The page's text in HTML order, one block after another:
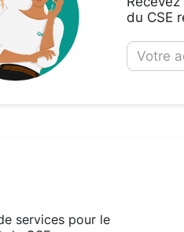
du CSE
services pour le